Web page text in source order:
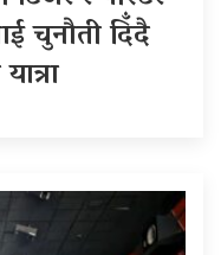
चुनौती दिँदै